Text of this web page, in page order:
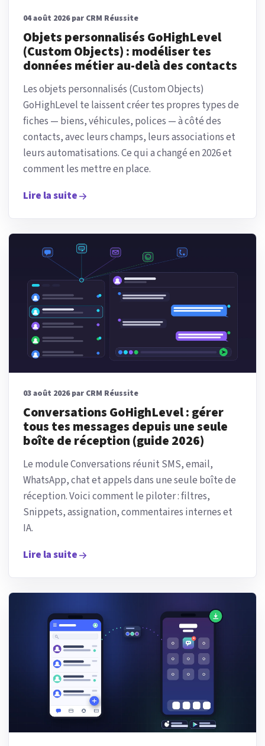
04 août 2026 par CRM Réussite
Objets personnalisés GoHighLevel
(Custom Objects) : modéliser tes
données métier au-delà des contacts
Les objets personnalisés (Custom Objects)
GoHighLevel te laissent créer tes propres types de
fiches — biens, véhicules, polices — à côté des
contacts, avec leurs champs, leurs associations et
leurs automatisations. Ce qui a changé en 2026 et
comment les mettre en place.
Lire la suite
03 août 2026 par CRM Réussite
Conversations GoHighLevel : gérer
tous tes messages depuis une seule
boîte de réception (guide 2026)
Le module Conversations réunit SMS, email,
WhatsApp, chat et appels dans une seule boîte de
réception. Voici comment le piloter : filtres,
Snippets, assignation, commentaires internes et
IA.
Lire la suite